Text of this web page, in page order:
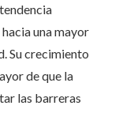
una mayor
Su crecimiento
de que la
las barreras